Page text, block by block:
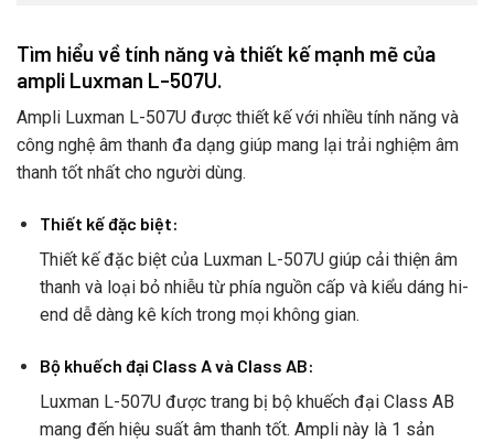
Tìm hiểu về tính năng và thiết kế mạnh mẽ của
ampli Luxman L-507U.
Ampli Luxman L-507U được thiết kế với nhiều tính năng và
công nghệ âm thanh đa dạng giúp mang lại trải nghiệm âm
thanh tốt nhất cho người dùng.
Thiết kế đặc biệt:
Thiết kế đặc biệt của Luxman L-507U giúp cải thiện âm
thanh và loại bỏ nhiễu từ phía nguồn cấp và kiểu dáng hi-
end dễ dàng kê kích trong mọi không gian.
Bộ khuếch đại Class A và Class AB:
Luxman L-507U được trang bị bộ khuếch đại Class AB
mang đến hiệu suất âm thanh tốt. Ampli này là 1 sản